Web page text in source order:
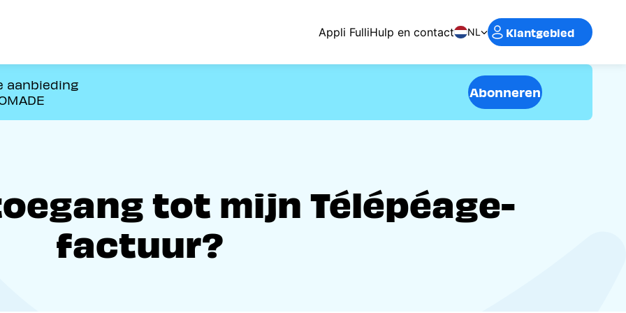
Appli FulliHulp en contact NL Klantgebied
aanbieding
Abonneren
tot mijn Télépéage-
factuur?